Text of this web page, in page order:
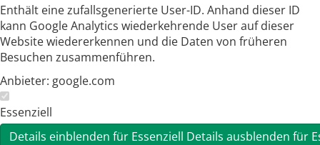
Enthält eine zufallsgenerierte User-ID. Anhand dieser ID
kann Google Analytics wiederkehrende User auf dieser
Website wiedererkennen und die Daten von früheren
Besuchen zusammenführen.
Anbieter: google.com
Essenziell
Details einblenden für Essenziell Details ausblenden für